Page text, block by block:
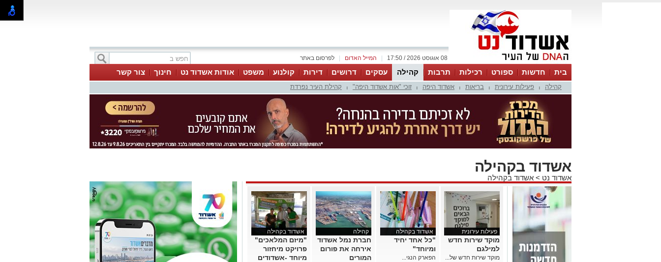
לפרסום באתר המייל האדום 08 אוגוסט 2026 / 17:50
בית חדשות ספורט רכילות תרבות קהילה עסקים דרושים דירות קולנוע משפט אודות אשדוד נט חינוך צור קשר
קהילה פעילות עירונית בריאות אשדוד היפה זוכי "אות אשדוד היפה" קהילת העיר נפרדת
אשדוד בקהילה
אשדוד נט > אשדוד בקהילה
פעילות עירונית
מוקד שירות חדש
למילגם
מוקד שירות חדש של...
אשדוד בקהילה
"כל אחד יחיד
ומיוחד"
הפארק הנגי...
קהילה
חברת נמל אשדוד
אירחה את פורום
המורים
אשדוד בקהילה
"מיזם המלאכים"
פרויקט מיחזור
מיוחד -אשדודים